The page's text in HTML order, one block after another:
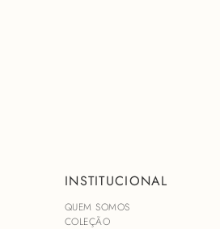
INSTITUCIONAL
QUEM SOMOS
COLEÇÃO